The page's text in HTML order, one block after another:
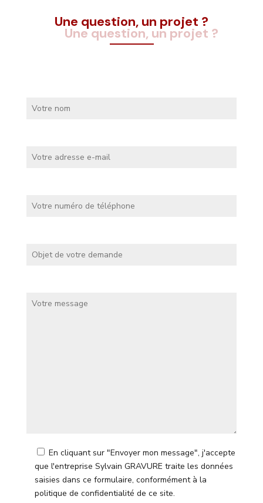
Une question, un projet ?
En cliquant sur "Envoyer mon message", j'accepte
que l'entreprise Sylvain GRAVURE traite les données
saisies dans ce formulaire, conformément à la
politique de confidentialité de ce site.